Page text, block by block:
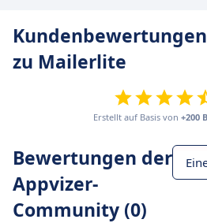
Kundenbewertungen
zu Mailerlite
Erstellt auf Basis von +200
Bewertungen der
Appvizer-
Community (0)